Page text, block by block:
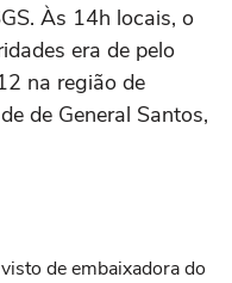
Às 14h locais, o
era de pelo
na região de
de General Santos,
de embaixadora do